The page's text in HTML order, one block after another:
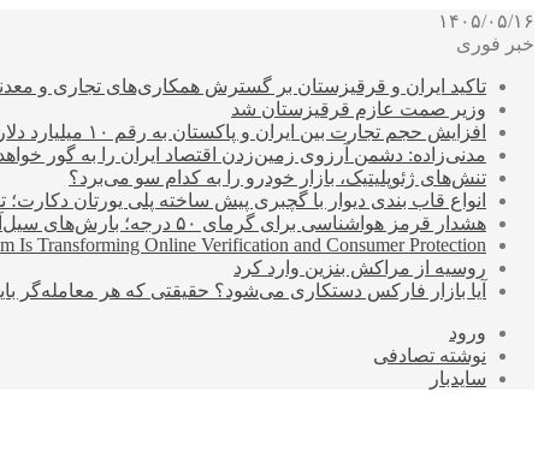
۱۴۰۵/۰۵/۱۶
خبر فوری
تاکید ایران و قرقیزستان بر گسترش همکاری‌های تجاری و
وزیر صمت عازم قرقیزستان شد
افزایش حجم تجارت بین ایران و پاکستان به رقم ۱۰ میلیارد دلار
مدنی‌زاده: دشمن آرزوی زمین‌زدن اقتصاد ایران را به گور
تنش‌های ژئوپلیتیک، بازار خودرو را به کدام سو می‌برد؟
انواع قاب بندی دیوار با گچبری پیش ساخته پلی یورتان
هشدار قرمز هواشناسی برای گرمای ۵۰ درجه؛ بارش‌های سیل‌آسا در ۳ استان
Is Transforming Online Verification and Consumer Protection
روسیه از مراکش بنزین وارد کرد
آیا بازار فارکس دستکاری می‌شود؟ حقیقتی که هر معامله‌گر
ورود
نوشته تصادفی
سایدبار